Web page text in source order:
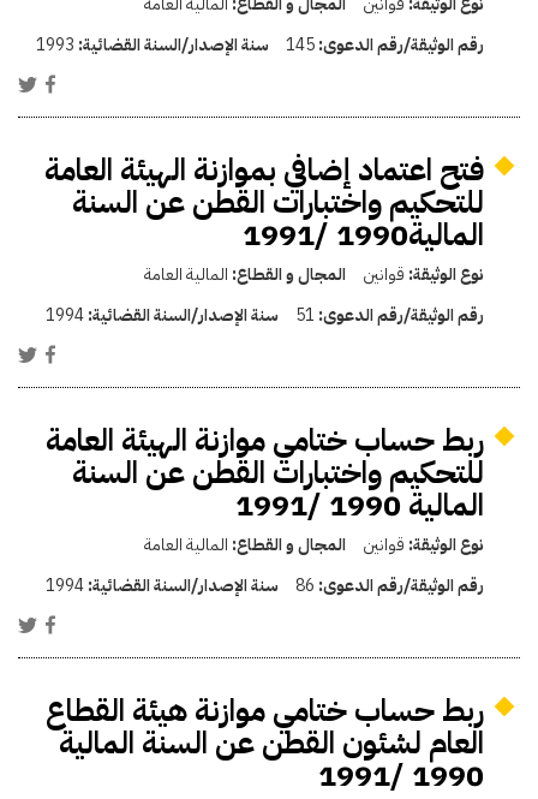
رقم الوثيقة/رقم الدعوى:145 سنة الإصدار/السنة القضائية: 1993
فتح اعتماد إضافي بموازنة الهيئة العامة
للتحكيم واختبارات القطن عن السنة
المالية1990 /1991
نوع الوثيقة: قوانين المجال و القطاع: المالية العامة
رقم الوثيقة/رقم الدعوى: 51 سنة الإصدار/السنة القضائية:1994
ربط حساب ختامي موازنة الهيئة العامة
للتحكيم واختبارات القطن عن السنة
المالية 1990 /1991
نوع الوثيقة: قوانين المجال و القطاع: المالية العامة
رقم الوثيقة/رقم الدعوى: 86 سنة الإصدار/السنة القضائية:1994
ربط حساب ختامي موازنة هيئة القطاع
العام لشئون القطن عن السنة المالية
1990 /1991